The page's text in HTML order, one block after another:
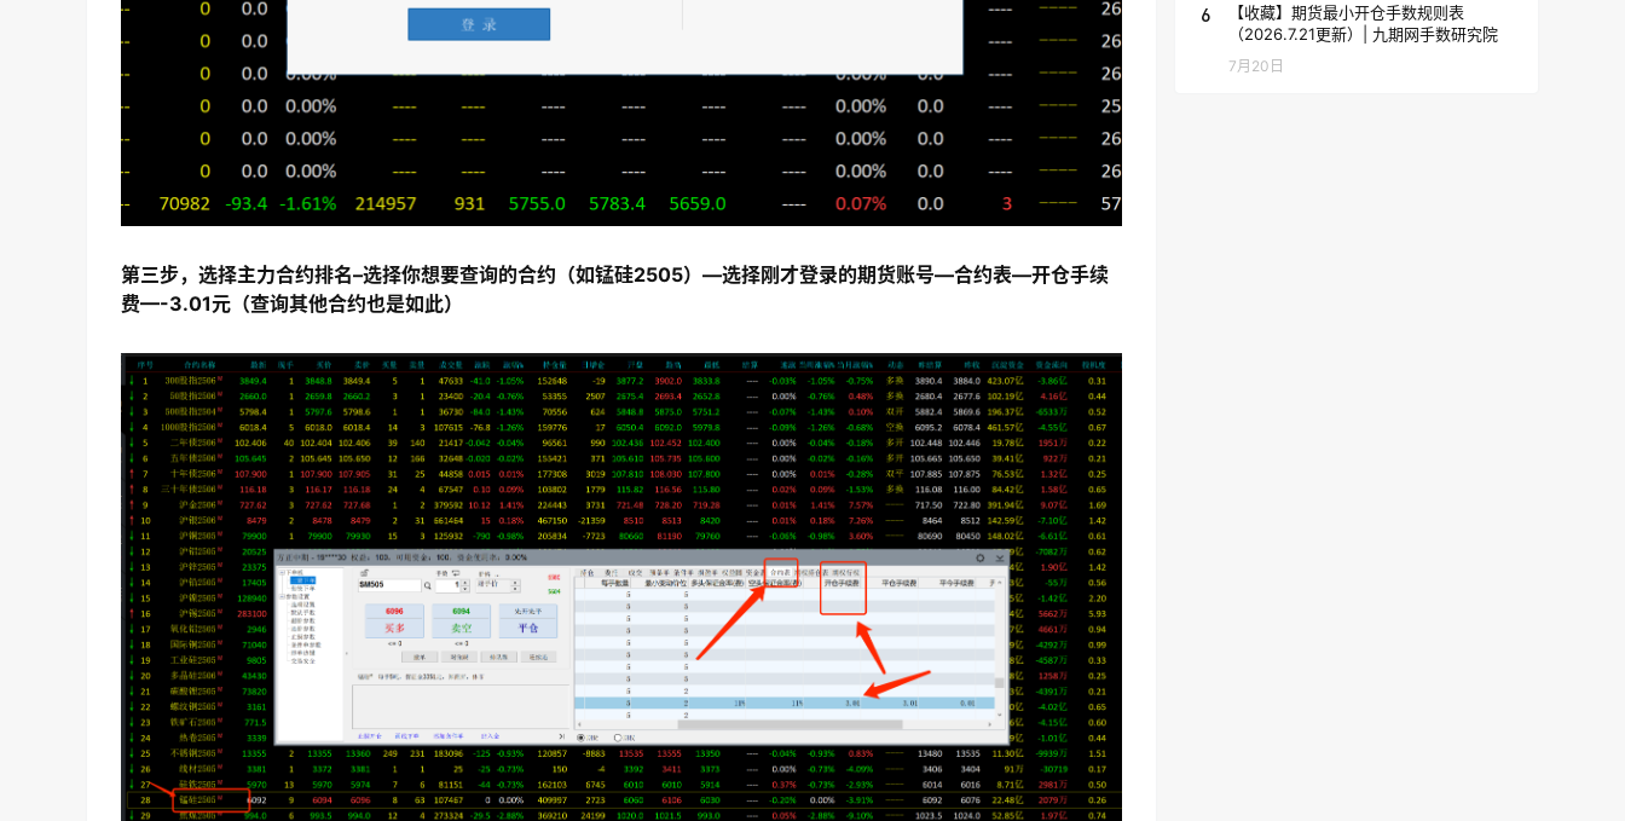
第三步，选择主力合约排名–选择你想要查询的合约（如锰硅2505）—选择刚才登录的期货账号—合约表—开仓手续
费—-3.01元（查询其他合约也是如此）
6
【收藏】期货最小开仓手数规则表
（2026.7.21更新）| 九期网手数研究院
7月20日